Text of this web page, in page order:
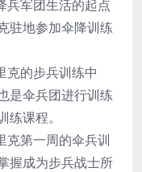
兵军团生活的起点
地参加伞降训练
克的步兵训练中
是伞兵团进行训练
课程。
克第一周的伞兵训
握成为步兵战士所